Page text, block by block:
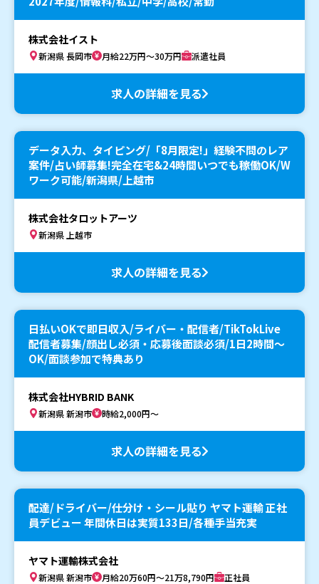
株式会社イスト
新潟県 長岡市 月給22万円～30万円 派遣社員
求人の詳細を見る
データ入力、タイピング/「8月限定!」経験不問のレア
案件/占い師募集!完全在宅&24時間いつでも稼働OK/W
ワーク可能/新潟県/上越市
株式会社タロットアーツ
新潟県 上越市
求人の詳細を見る
日払いOKで即日収入/ライバー・配信者/TikTokLive
配信者募集/顔出し必須・応募後面談必須/1日2時間〜
OK/面談参加で特典あり
株式会社HYBRID BANK
新潟県 新潟市 時給2,000円～
求人の詳細を見る
配達/ドライバー/仕分け・シール貼り ヤマト運輸 正社
員デビュー 年間休日は実質133日/各種手当充実
ヤマト運輸株式会社
新潟県 新潟市 月給20万60円～21万8,790円 正社員